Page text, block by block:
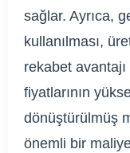
sağlar. Ayrıca,
kullanılması,
rekabet
fiyatlarının
dönüştürülmüş
önemli bir